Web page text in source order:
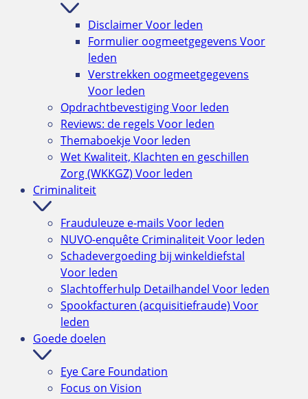
DisclaimerVoor leden
Formulier oogmeetgegevens Voor
leden
Verstrekken oogmeetgegevens
Voor leden
OpdrachtbevestigingVoor leden
Reviews: de regels Voor leden
ThemaboekjeVoor leden
Wet Kwaliteit, Klachten en geschillen
Zorg (WKKGZ) Voor leden
Criminaliteit
Frauduleuze e-mails Voor leden
NUVO-enquête CriminaliteitVoor leden
Schadevergoeding bij winkeldiefstal
Voor leden
Slachtofferhulp Detailhandel Voor leden
Spookfacturen (acquisitiefraude) Voor
leden
Goede doelen
Eye Care Foundation
Focus on Vision